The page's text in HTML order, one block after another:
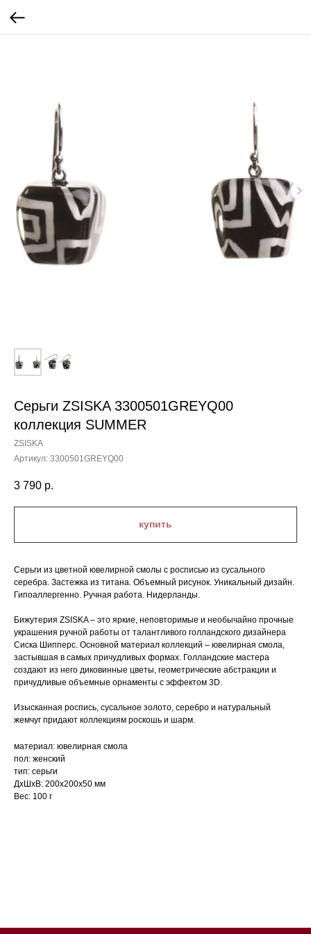
Серьги ZSISKA 3300501GREYQ00
коллекция SUMMER
ZSISKA
Артикул: 3300501GREYQ00
3 790 р.
купить
Серьги из цветной ювелирной смолы с росписью из сусального
серебра. Застежка из титана. Объемный рисунок. Уникальный дизайн.
Гипоаллергенно. Ручная работа. Нидерланды.
Бижутерия ZSISKA – это яркие, неповторимые и необычайно прочные
украшения ручной работы от талантливого голландского дизайнера
Сиска Шипперс. Основной материал коллекций – ювелирная смола,
застывшая в самых причудливых формах. Голландские мастера
создают из него диковинные цветы, геометрические абстракции и
причудливые объемные орнаменты с эффектом 3D.
Изысканная роспись, сусальное золото, серебро и натуральный
жемчуг придают коллекциям роскошь и шарм.
материал: ювелирная смола
пол: женский
тип: серьги
ДxШxВ: 200x200x50 мм
Вес: 100 г